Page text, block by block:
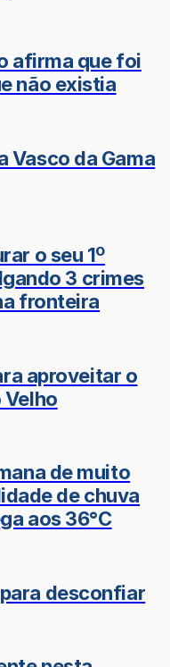
afirma que foi
não existia
Vasco da Gama
o seu 1º
3 crimes
fronteira
aproveitar o
Velho
de muito
de chuva
aos 36°C
desconfiar